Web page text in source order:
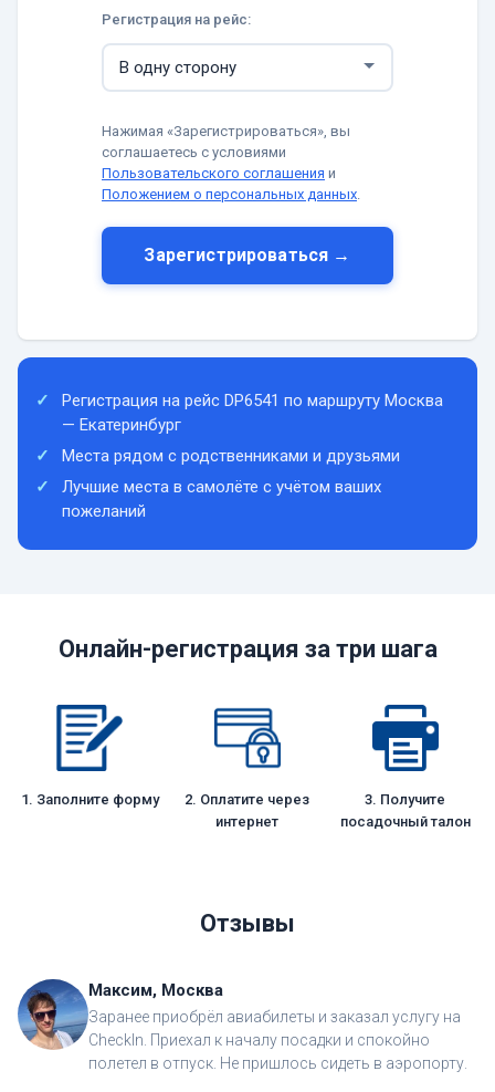
Регистрация на рейс:
Нажимая «Зарегистрироваться», вы
соглашаетесь с условиями
Пользовательского соглашения и
Положением о персональных данных.
Зарегистрироваться →
Регистрация на рейс DP6541 по маршруту Москва
— Екатеринбург
Места рядом с родственниками и друзьями
Лучшие места в самолёте с учётом ваших
пожеланий
Онлайн-регистрация за три шага
1. Заполните форму
2. Оплатите через
интернет
3. Получите
посадочный талон
Отзывы
Максим, Москва
Заранее приобрёл авиабилеты и заказал услугу на
CheckIn. Приехал к началу посадки и спокойно
полетел в отпуск. Не пришлось сидеть в аэропорту.